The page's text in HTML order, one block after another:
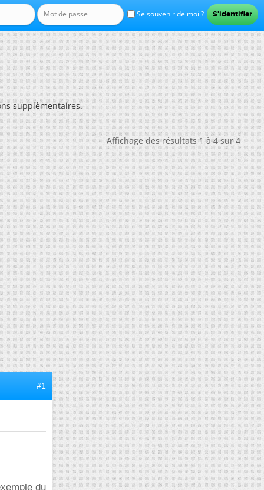
Se souvenir de moi ?
supplèmentaires.
Affichage des résultats 1 à 4 sur 4
#1
du